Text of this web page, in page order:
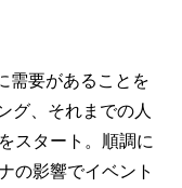
需要があることを
グ、それまでの人
スタート。順調に
の影響でイベント